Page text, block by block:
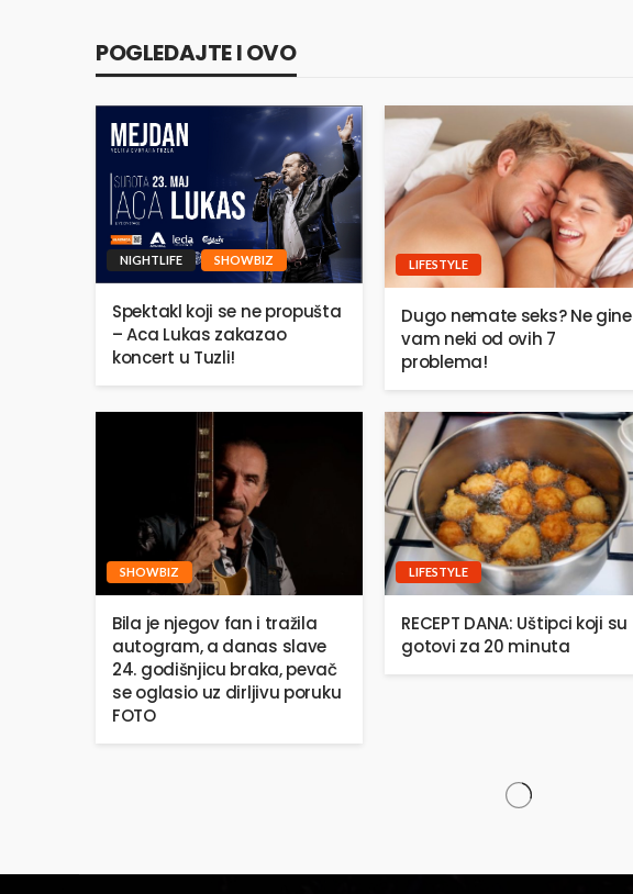
POGLEDAJTE I OVO
NIGHTLIFE SHOWBIZ
Spektakl koji se ne propušta
– Aca Lukas zakazao
koncert u Tuzli!
LIFESTYLE
Dugo nemate seks? Ne gine
vam neki od ovih 7
problema!
SHOWBIZ
Bila je njegov fan i tražila
autogram, a danas slave
24. godišnjicu braka, pevač
se oglasio uz dirljivu poruku
FOTO
LIFESTYLE
RECEPT DANA: Uštipci koji su
gotovi za 20 minuta